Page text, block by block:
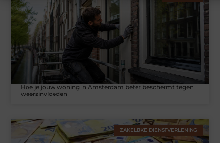
Hoe je jouw woning in Amsterdam beter beschermt tegen
weersinvloeden
ZAKELIJKE DIENSTVERLENING